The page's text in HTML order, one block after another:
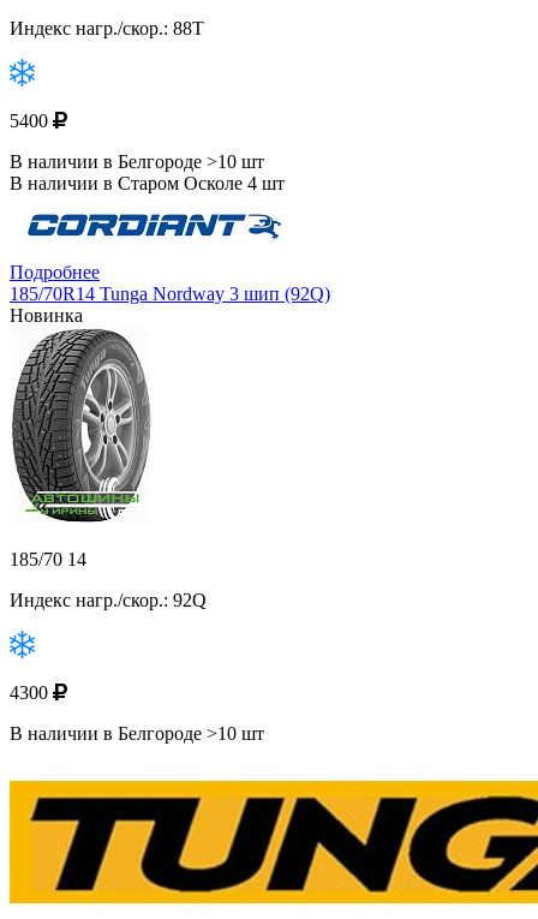
Индекс нагр./скор.: 88T
5400
В наличии в Белгороде >10 шт
В наличии в Старом Осколе 4 шт
Подробнее
185/70R14 Tunga Nordway 3 шип (92Q)
Новинка
185/70 14
Индекс нагр./скор.: 92Q
4300
В наличии в Белгороде >10 шт